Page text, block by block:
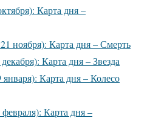
Карта дня –
ноября): Карта дня – Смерть
Карта дня – Звезда
Карта дня – Колесо
Карта дня –